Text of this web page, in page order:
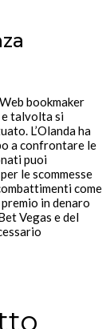
bookmaker
e talvolta si
L’Olanda ha
a confrontare le
puoi
le scommesse
come
in denaro
Vegas e del